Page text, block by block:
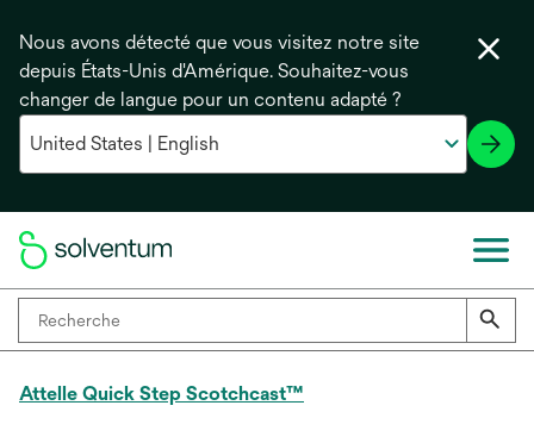
Nous avons détecté que vous visitez notre site
depuis États-Unis d'Amérique. Souhaitez-vous
changer de langue pour un contenu adapté ?
Attelle Quick Step Scotchcast™